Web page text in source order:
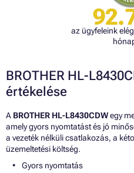
az ügyfeleink
BROTHER HL-
értékelése
A BROTHER HL-L8430CDWegy
amely gyors nyomtatást és jó
a vezeték nélküli csatlakozás, a
üzemeltetési költség.
Gyors nyomtatás